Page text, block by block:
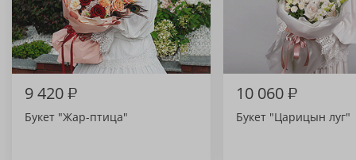
9 420₽
Букет "Жар-птица"
10 060₽
Букет "Царицын луг"